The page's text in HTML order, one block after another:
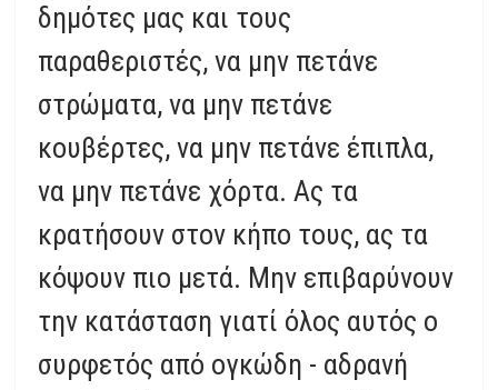
δημότες μας και τους
παραθεριστές, να μην πετάνε
στρώματα, να μην πετάνε
κουβέρτες, να μην πετάνε έπιπλα,
να μην πετάνε χόρτα. Ας τα
κρατήσουν στον κήπο τους, ας τα
κόψουν πιο μετά. Μην επιβαρύνουν
την κατάσταση γιατί όλος αυτός ο
συρφετός από ογκώδη - αδρανή